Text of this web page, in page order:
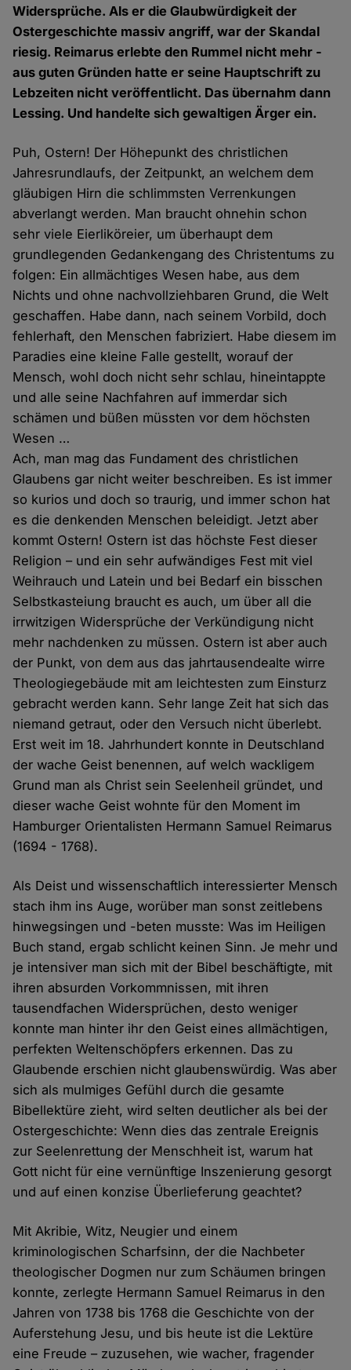
Widersprüche. Als er die Glaubwürdigkeit der
Ostergeschichte massiv angriff, war der Skandal
riesig. Reimarus erlebte den Rummel nicht mehr -
aus guten Gründen hatte er seine Hauptschrift zu
Lebzeiten nicht veröffentlicht. Das übernahm dann
Lessing. Und handelte sich gewaltigen Ärger ein.
Puh, Ostern! Der Höhepunkt des christlichen
Jahresrundlaufs, der Zeitpunkt, an welchem dem
gläubigen Hirn die schlimmsten Verrenkungen
abverlangt werden. Man braucht ohnehin schon
sehr viele Eierliköreier, um überhaupt dem
grundlegenden Gedankengang des Christentums zu
folgen: Ein allmächtiges Wesen habe, aus dem
Nichts und ohne nachvollziehbaren Grund, die Welt
geschaffen. Habe dann, nach seinem Vorbild, doch
fehlerhaft, den Menschen fabriziert. Habe diesem im
Paradies eine kleine Falle gestellt, worauf der
Mensch, wohl doch nicht sehr schlau, hineintappte
und alle seine Nachfahren auf immerdar sich
schämen und büßen müssten vor dem höchsten
Wesen …
Ach, man mag das Fundament des christlichen
Glaubens gar nicht weiter beschreiben. Es ist immer
so kurios und doch so traurig, und immer schon hat
es die denkenden Menschen beleidigt. Jetzt aber
kommt Ostern! Ostern ist das höchste Fest dieser
Religion – und ein sehr aufwändiges Fest mit viel
Weihrauch und Latein und bei Bedarf ein bisschen
Selbstkasteiung braucht es auch, um über all die
irrwitzigen Widersprüche der Verkündigung nicht
mehr nachdenken zu müssen. Ostern ist aber auch
der Punkt, von dem aus das jahrtausendealte wirre
Theologiegebäude mit am leichtesten zum Einsturz
gebracht werden kann. Sehr lange Zeit hat sich das
niemand getraut, oder den Versuch nicht überlebt.
Erst weit im 18. Jahrhundert konnte in Deutschland
der wache Geist benennen, auf welch wackligem
Grund man als Christ sein Seelenheil gründet, und
dieser wache Geist wohnte für den Moment im
Hamburger Orientalisten Hermann Samuel Reimarus
(1694 - 1768).
Als Deist und wissenschaftlich interessierter Mensch
stach ihm ins Auge, worüber man sonst zeitlebens
hinwegsingen und -beten musste: Was im Heiligen
Buch stand, ergab schlicht keinen Sinn. Je mehr und
je intensiver man sich mit der Bibel beschäftigte, mit
ihren absurden Vorkommnissen, mit ihren
tausendfachen Widersprüchen, desto weniger
konnte man hinter ihr den Geist eines allmächtigen,
perfekten Weltenschöpfers erkennen. Das zu
Glaubende erschien nicht glaubenswürdig. Was aber
sich als mulmiges Gefühl durch die gesamte
Bibellektüre zieht, wird selten deutlicher als bei der
Ostergeschichte: Wenn dies das zentrale Ereignis
zur Seelenrettung der Menschheit ist, warum hat
Gott nicht für eine vernünftige Inszenierung gesorgt
und auf einen konzise Überlieferung geachtet?
Mit Akribie, Witz, Neugier und einem
kriminologischen Scharfsinn, der die Nachbeter
theologischer Dogmen nur zum Schäumen bringen
konnte, zerlegte Hermann Samuel Reimarus in den
Jahren von 1738 bis 1768 die Geschichte von der
Auferstehung Jesu, und bis heute ist die Lektüre
eine Freude – zuzusehen, wie wacher, fragender